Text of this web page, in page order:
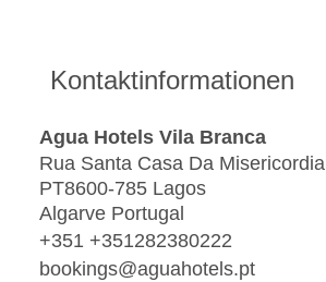
Kontaktinformationen
Agua Hotels Vila Branca
Rua Santa Casa Da Misericordia
PT8600-785 Lagos
Algarve Portugal
+351 +351282380222
bookings@aguahotels.pt